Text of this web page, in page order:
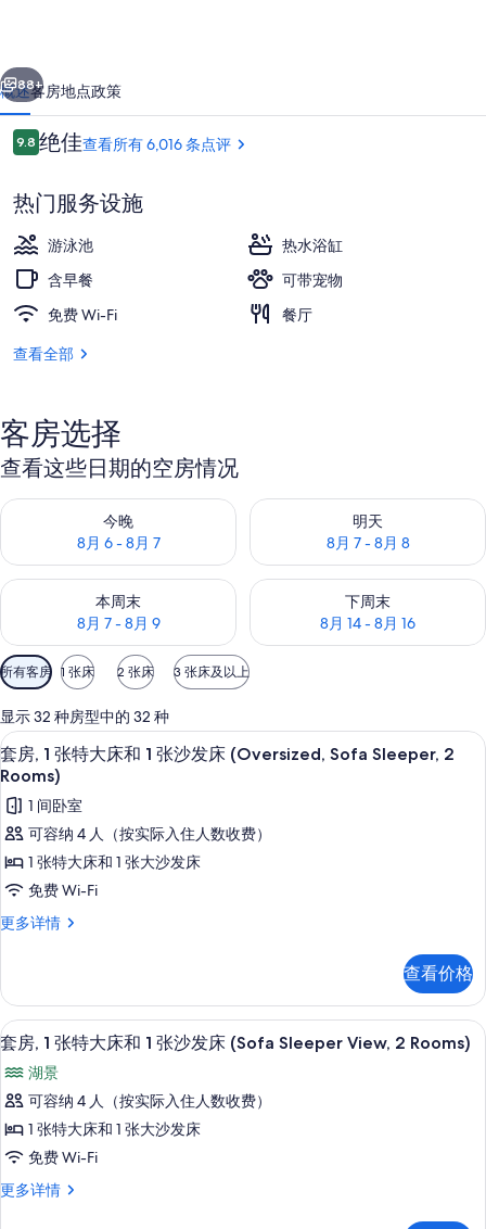
场
酒
店
迪
士
尼
之
泉
的
照
片
室外游泳池，日光浴躺椅
个 下一个
88+
概述客房地点政策
点
评
9.89.8/10
绝佳查看所有 6,016 条点评
热门服务设施
游泳池
热水浴缸
含早餐
可带宠物
免费 Wi-Fi
餐厅
查看全部
客房选择
查看这些日期的空房情况
今晚
8月 6 - 8月 7
查看今晚的空房情况：8月 6 - 8月 7
明天
8月 7 - 8月 8
查看明天的空房情况：8月 7 -
本周末
8月 7 - 8月 9
查看本周末的空房情况：8月 7 - 8月 9
下周末
8月 14 - 8月 16
查看下周末的空房情况：8月
可
用
的
客
房
筛
选
条
件
所有客房 1 张床 2 张床 3 张床及以上
显示 32 种房型中的 32 种
显
示
套
房,
1
张
大
和
1
张
沙
发
床
(Oversized,
Sofa
套房, 1 张特大床和 1 张沙发床
12
套房, 1 张特大床和 1 张沙发床 (Oversized, Sofa Sleeper, 2
Rooms)
1 间卧室
可容纳 4 人（按实际入住人数收费）
1 张特大床和 1 张大沙发床
免费 Wi-Fi
更多详情
套
特
大
床
张
发
床
Sofa
查看价格
显
套
房,
1
张
特
高档床上用品、客房内保险箱、办公
4
套房, 1 张特大床和 1 张沙发床 (Sofa Sleeper View, 2 Rooms)
湖景
可容纳 4 人（按实际入住人数收费）
1 张特大床和 1 张大沙发床
免费 Wi-Fi
更多详情
套